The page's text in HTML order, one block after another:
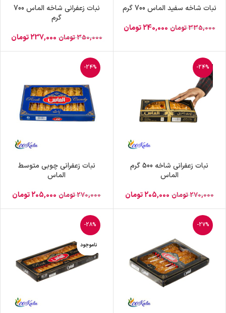
نبات شاخه سفید الماس 700 گرم
335,000تومان 240,000تومان
نبات زعفرانی شاخه الماس 700
گرم
350,000تومان 237,000تومان
-24%
نبات زعفرانی شاخه 500 گرم
الماس
270,000تومان 205,000تومان
-24%
نبات زعفرانی چوبی متوسط
الماس
270,000تومان 205,000تومان
-27%
-28%
ناموجود